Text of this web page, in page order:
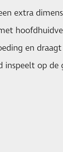
extra
en
op de